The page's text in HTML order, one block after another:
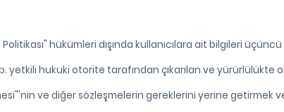
hükümleri dışında kullanıcılara ait bilgileri
yetkili hukuki otorite tarafından çıkarılan ve yürürlülükte
ve diğer sözleşmelerin gereklerini yerine getirmek